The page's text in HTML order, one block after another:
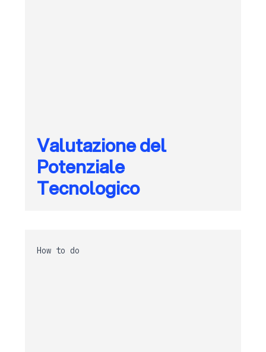
Valutazione del
Potenziale
Tecnologico
How to do